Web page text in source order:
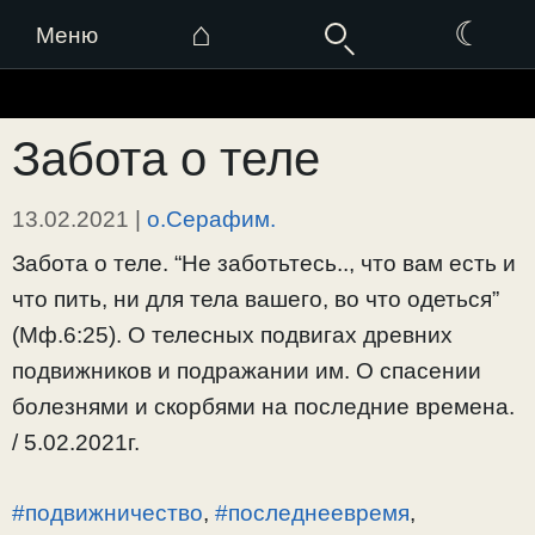
Меню ⌂ ☾
к
содержимому
Забота о теле
13.02.2021 | о.Серафим.
Забота о теле. “Не заботьтесь.., что вам есть и
что пить, ни для тела вашего, во что одеться”
(Мф.6:25). О телесных подвигах древних
подвижников и подражании им. О спасении
болезнями и скорбями на последние времена.
/ 5.02.2021г.
#подвижничество, #последнеевремя,